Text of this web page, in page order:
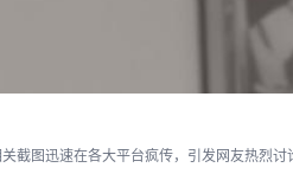
截图迅速在各大平台疯传，引发网友热烈讨